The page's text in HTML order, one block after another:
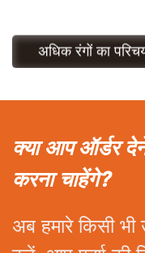
अधिक रंगों का
क्या आप ऑर्डर
करना चाहेंगे?
अब हमारे किसी